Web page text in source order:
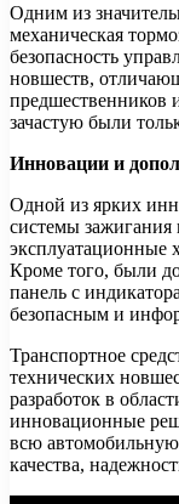
Одним из
механическая
безопасность
новшеств,
предшественников
зачастую были
Инновации и
Одной из ярких
системы зажигания
эксплуатационные
Кроме того, были
панель с
безопасным и
Транспортное
технических
разработок в
инновационные
всю
качества,